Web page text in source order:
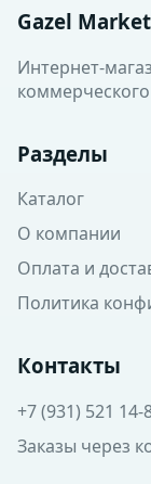
Gazel Market
Интернет-
Разделы
Каталог
О компании
Оплата и
Политика
Контакты
+7 (931) 521 14-
Заказы через